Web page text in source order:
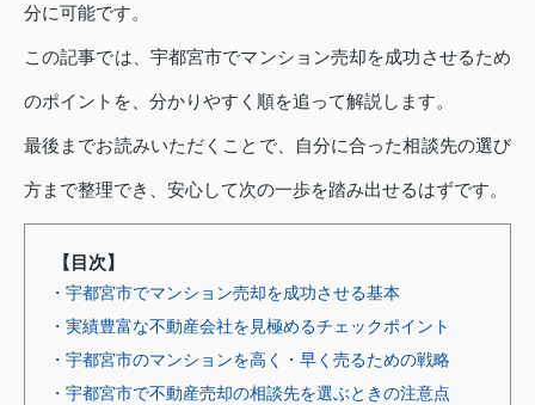
分に可能です。
この記事では、宇都宮市でマンション売却を成功させるため
のポイントを、分かりやすく順を追って解説します。
最後までお読みいただくことで、自分に合った相談先の選び
方まで整理でき、安心して次の一歩を踏み出せるはずです。
【目次】
・宇都宮市でマンション売却を成功させる基本
・実績豊富な不動産会社を見極めるチェックポイント
・宇都宮市のマンションを高く・早く売るための戦略
・宇都宮市で不動産売却の相談先を選ぶときの注意点